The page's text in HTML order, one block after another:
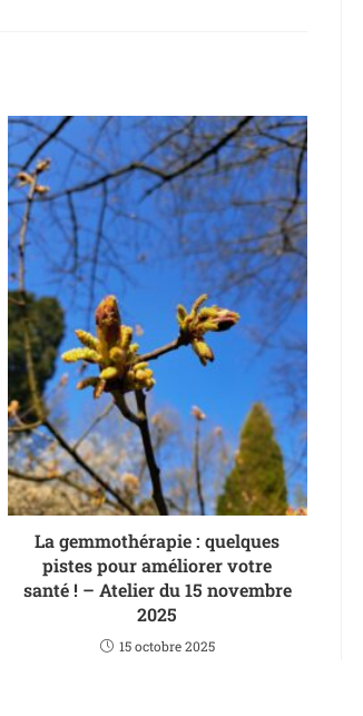
La gemmothérapie : quelques
pistes pour améliorer votre
santé ! – Atelier du 15 novembre
2025
15 octobre 2025